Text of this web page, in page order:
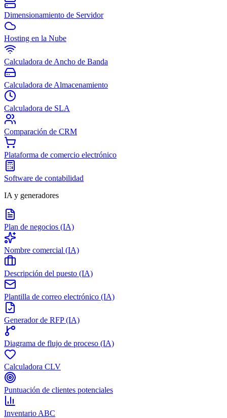
Dimensionamiento de Servidor
Hosting en la Nube
Calculadora de Ancho de Banda
Calculadora de Almacenamiento
Calculadora de SLA
Comparación de CRM
Plataforma de comercio electrónico
Software de contabilidad
IA y generadores
Plan de negocios (IA)
Nombre comercial (IA)
Descripción del puesto (IA)
Plantilla de correo electrónico (IA)
Generador de RFP (IA)
Diagrama de flujo de proceso (IA)
Calculadora CLV
Puntuación de clientes potenciales
Inventario ABC